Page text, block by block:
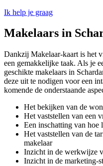
Ik help je graag
Makelaars in
Dankzij Makelaar-kaart is het
een gemakkelijke taak. Als je
geschikte makelaars in
deze uit te nodigen voor een
komende de onderstaande
Het bekijken van de
Het vaststellen van een
Een inschatting van hoe
Het vaststellen van de
makelaar
Inzicht in de werkwijze
Inzicht in de marketing-